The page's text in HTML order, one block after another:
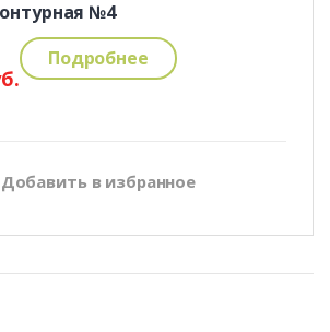
№4
Подробнее
Добавить в избранное